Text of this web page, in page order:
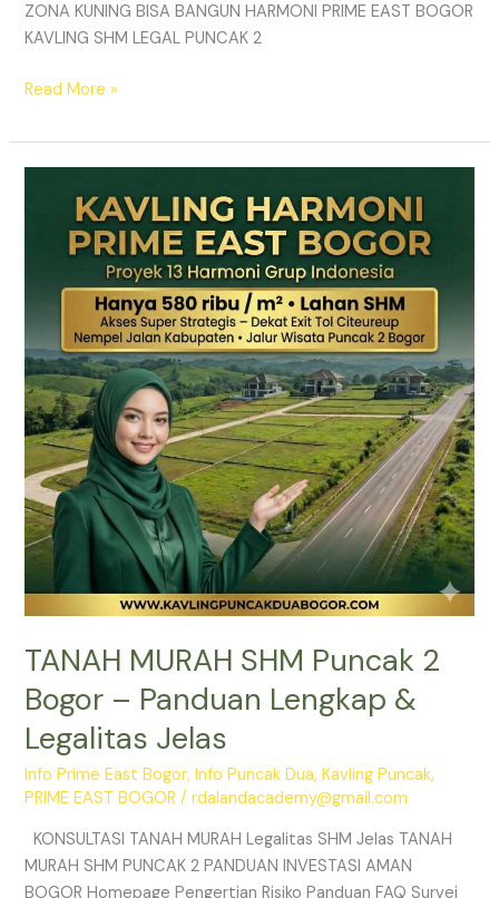
ZONA KUNING BISA BANGUN HARMONI PRIME EAST BOGOR
KAVLING SHM LEGAL PUNCAK 2
Read More »
TANAH MURAH SHM Puncak 2
Bogor – Panduan Lengkap &
Legalitas Jelas
Info Prime East Bogor,Info Puncak Dua,Kavling Puncak,
PRIME EAST BOGOR /rdalandacademy@gmail.com
KONSULTASI TANAH MURAH Legalitas SHM Jelas TANAH
MURAH SHM PUNCAK 2 PANDUAN INVESTASI AMAN
BOGOR Homepage Pengertian Risiko Panduan FAQ Survei
MURAH
Puncak
Panduan
Lengkap
&
Legalitas
Jelas